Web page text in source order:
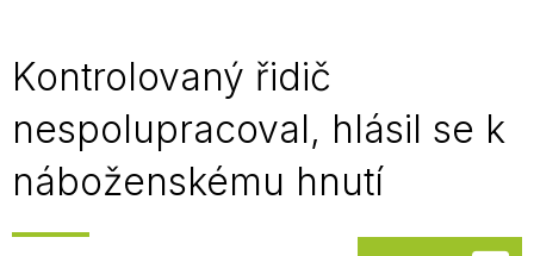
Kontrolovaný řidič
nespolupracoval, hlásil se k
náboženskému hnutí